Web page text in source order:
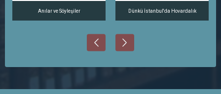
Anılar ve Söyleşiler Dünkü İstanbul'da Hovardalık